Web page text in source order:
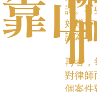
靠
試。有
好幾年
認為，
再者，
對律師
個案件